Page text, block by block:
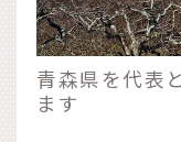
青森県を代表
ます